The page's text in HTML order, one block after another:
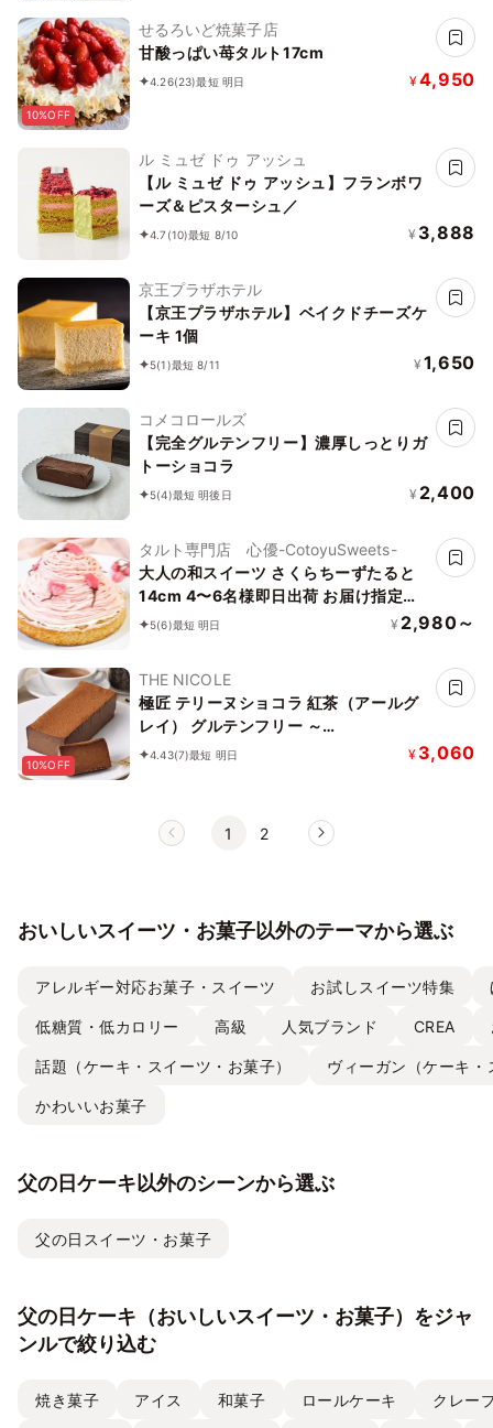
10%OFF
せるろいど焼菓子店
甘酸っぱい苺タルト17cm
4.26(23)最短 明日 ¥4,950
ル ミュゼ ドゥ アッシュ
【ル ミュゼ ドゥ アッシュ】フランボワ
ーズ＆ピスターシュ／
4.7 (10)最短 8/10 ¥ 3,888
京王プラザホテル
【京王プラザホテル】ベイクドチーズケ
ーキ 1個
5(1)最短 8/11 ¥ 1,650
コメコロールズ
【完全グルテンフリー】濃厚しっとりガ
トーショコラ
5(4)最短 明後日 ¥ 2,400
タルト専門店 心優-CotoyuSweets-
大人の和スイーツ さくらちーずたると
14cm 4〜6名様即日出荷 お届け指定可
5(6)最短 明日 ¥ 2,980～
10%OFF
THE NICOLE
極匠 テリーヌショコラ 紅茶（アールグ
レイ） グルテンフリー ～
TOROKETERU～【濃厚な口溶けは美味
4.43(7)最短 明日 ¥ 3,060
1 2
おいしいスイーツ・お菓子以外のテーマから選ぶ
アレルギー対応お菓子・スイーツ お試しスイーツ特集
低糖質・低カロリー 高級 人気ブランド CREA
話題（ケーキ・スイーツ・お菓子） ヴィーガン（ケーキ
かわいいお菓子
父の日ケーキ以外のシーンから選ぶ
父の日スイーツ・お菓子
父の日ケーキ（おいしいスイーツ・お菓子）をジャ
ンルで絞り込む
焼き菓子 アイス 和菓子 ロールケーキ クレー